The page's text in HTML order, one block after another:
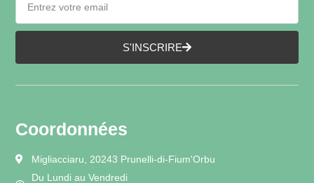
S'INSCRIRE
Coordonnées
Migliacciaru, 20243 Prunelli-di-Fium'Orbu
Du Lundi au Vendredi